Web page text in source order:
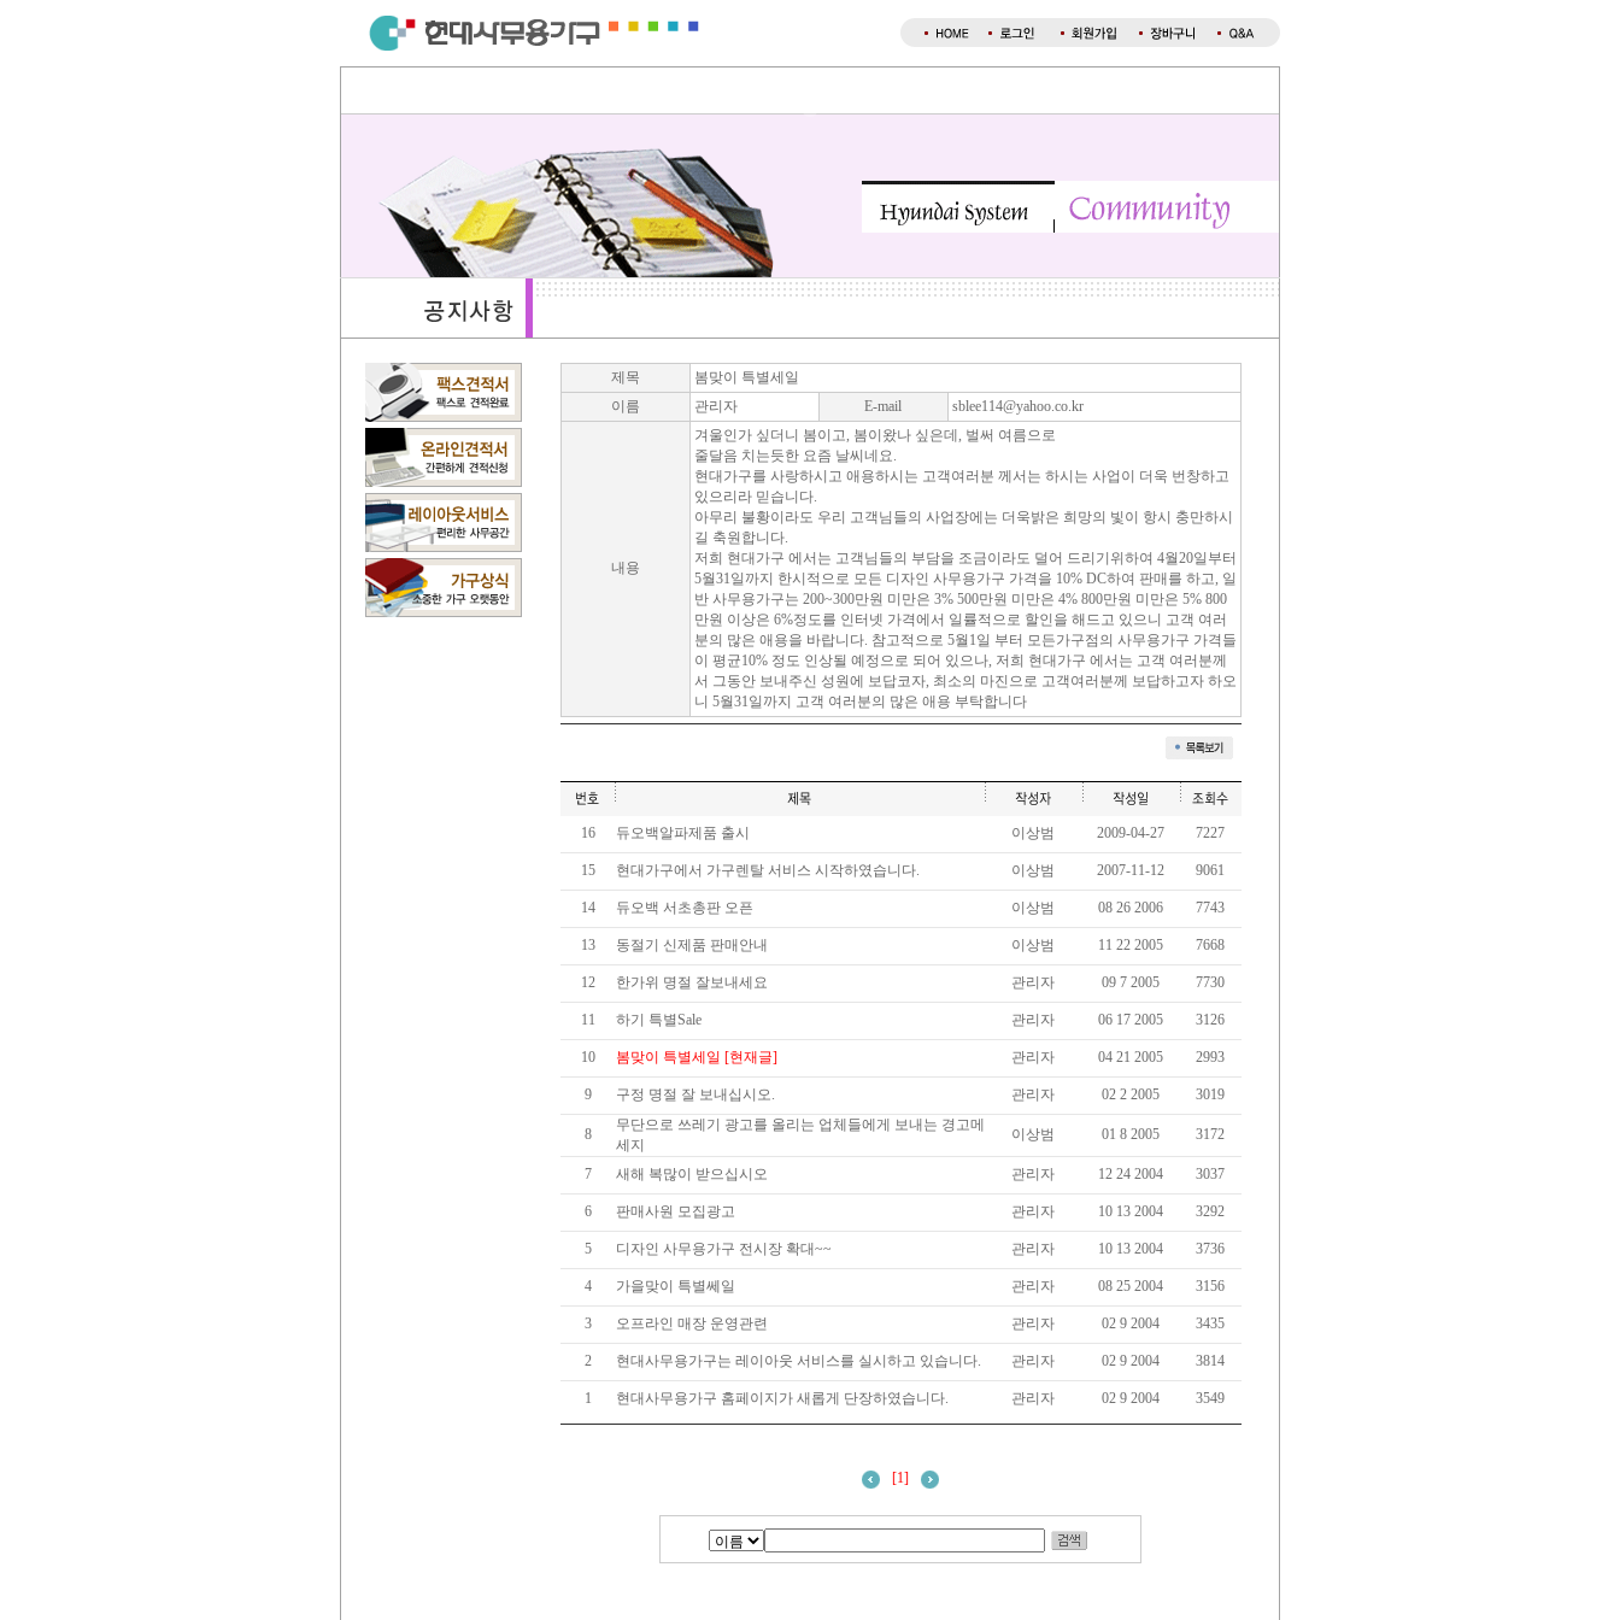
제목
봄맞이 특별세일
이름
관리자 E-mail sblee114@yahoo.co.kr
내용
겨울인가 싶더니 봄이고, 봄이왔나 싶은데, 벌써 여름으로
줄달음 치는듯한 요즘 날씨네요.
현대가구를 사랑하시고 애용하시는 고객여러분 께서는 하시는 사업이 더욱 번창하고
있으리라 믿습니다.
아무리 불황이라도 우리 고객님들의 사업장에는 더욱밝은 희망의 빛이 항시 충만하시
길 축원합니다.
저희 현대가구 에서는 고객님들의 부담을 조금이라도 덜어 드리기위하여 4월20일부터
5월31일까지 한시적으로 모든 디자인 사무용가구 가격을 10% DC하여 판매를 하고, 일
반 사무용가구는 200~300만원 미만은 3% 500만원 미만은 4% 800만원 미만은 5% 800
만원 이상은 6%정도를 인터넷 가격에서 일률적으로 할인을 해드고 있으니 고객 여러
분의 많은 애용을 바랍니다. 참고적으로 5월1일 부터 모든가구점의 사무용가구 가격들
이 평균10% 정도 인상될 예정으로 되어 있으나, 저희 현대가구 에서는 고객 여러분께
서 그동안 보내주신 성원에 보답코자, 최소의 마진으로 고객여러분께 보답하고자 하오
니 5월31일까지 고객 여러분의 많은 애용 부탁합니다
16 듀오백알파제품 출시 이상범 2009-04-27 7227
15 현대가구에서 가구렌탈 서비스 시작하였습니다. 이상범 2007-11-12 9061
14 듀오백 서초총판 오픈 이상범 08 26 2006 7743
13 동절기 신제품 판매안내 이상범 11 22 2005 7668
12 한가위 명절 잘보내세요 관리자 09 7 2005 7730
11 하기 특별Sale 관리자 06 17 2005 3126
10 봄맞이 특별세일 [현재글] 관리자 04 21 2005 2993
9 구정 명절 잘 보내십시오. 관리자 02 2 2005 3019
8
무단으로 쓰레기 광고를 올리는 업체들에게 보내는 경고메
세지
이상범 01 8 2005 3172
7 새해 복많이 받으십시오 관리자 12 24 2004 3037
6 판매사원 모집광고 관리자 10 13 2004 3292
5 디자인 사무용가구 전시장 확대~~ 관리자 10 13 2004 3736
4 가을맞이 특별쎄일 관리자 08 25 2004 3156
3 오프라인 매장 운영관련 관리자 02 9 2004 3435
2 현대사무용가구는 레이아웃 서비스를 실시하고 있습니다. 관리자 02 9 2004 3814
1 현대사무용가구 홈페이지가 새롭게 단장하였습니다. 관리자 02 9 2004 3549
[1]